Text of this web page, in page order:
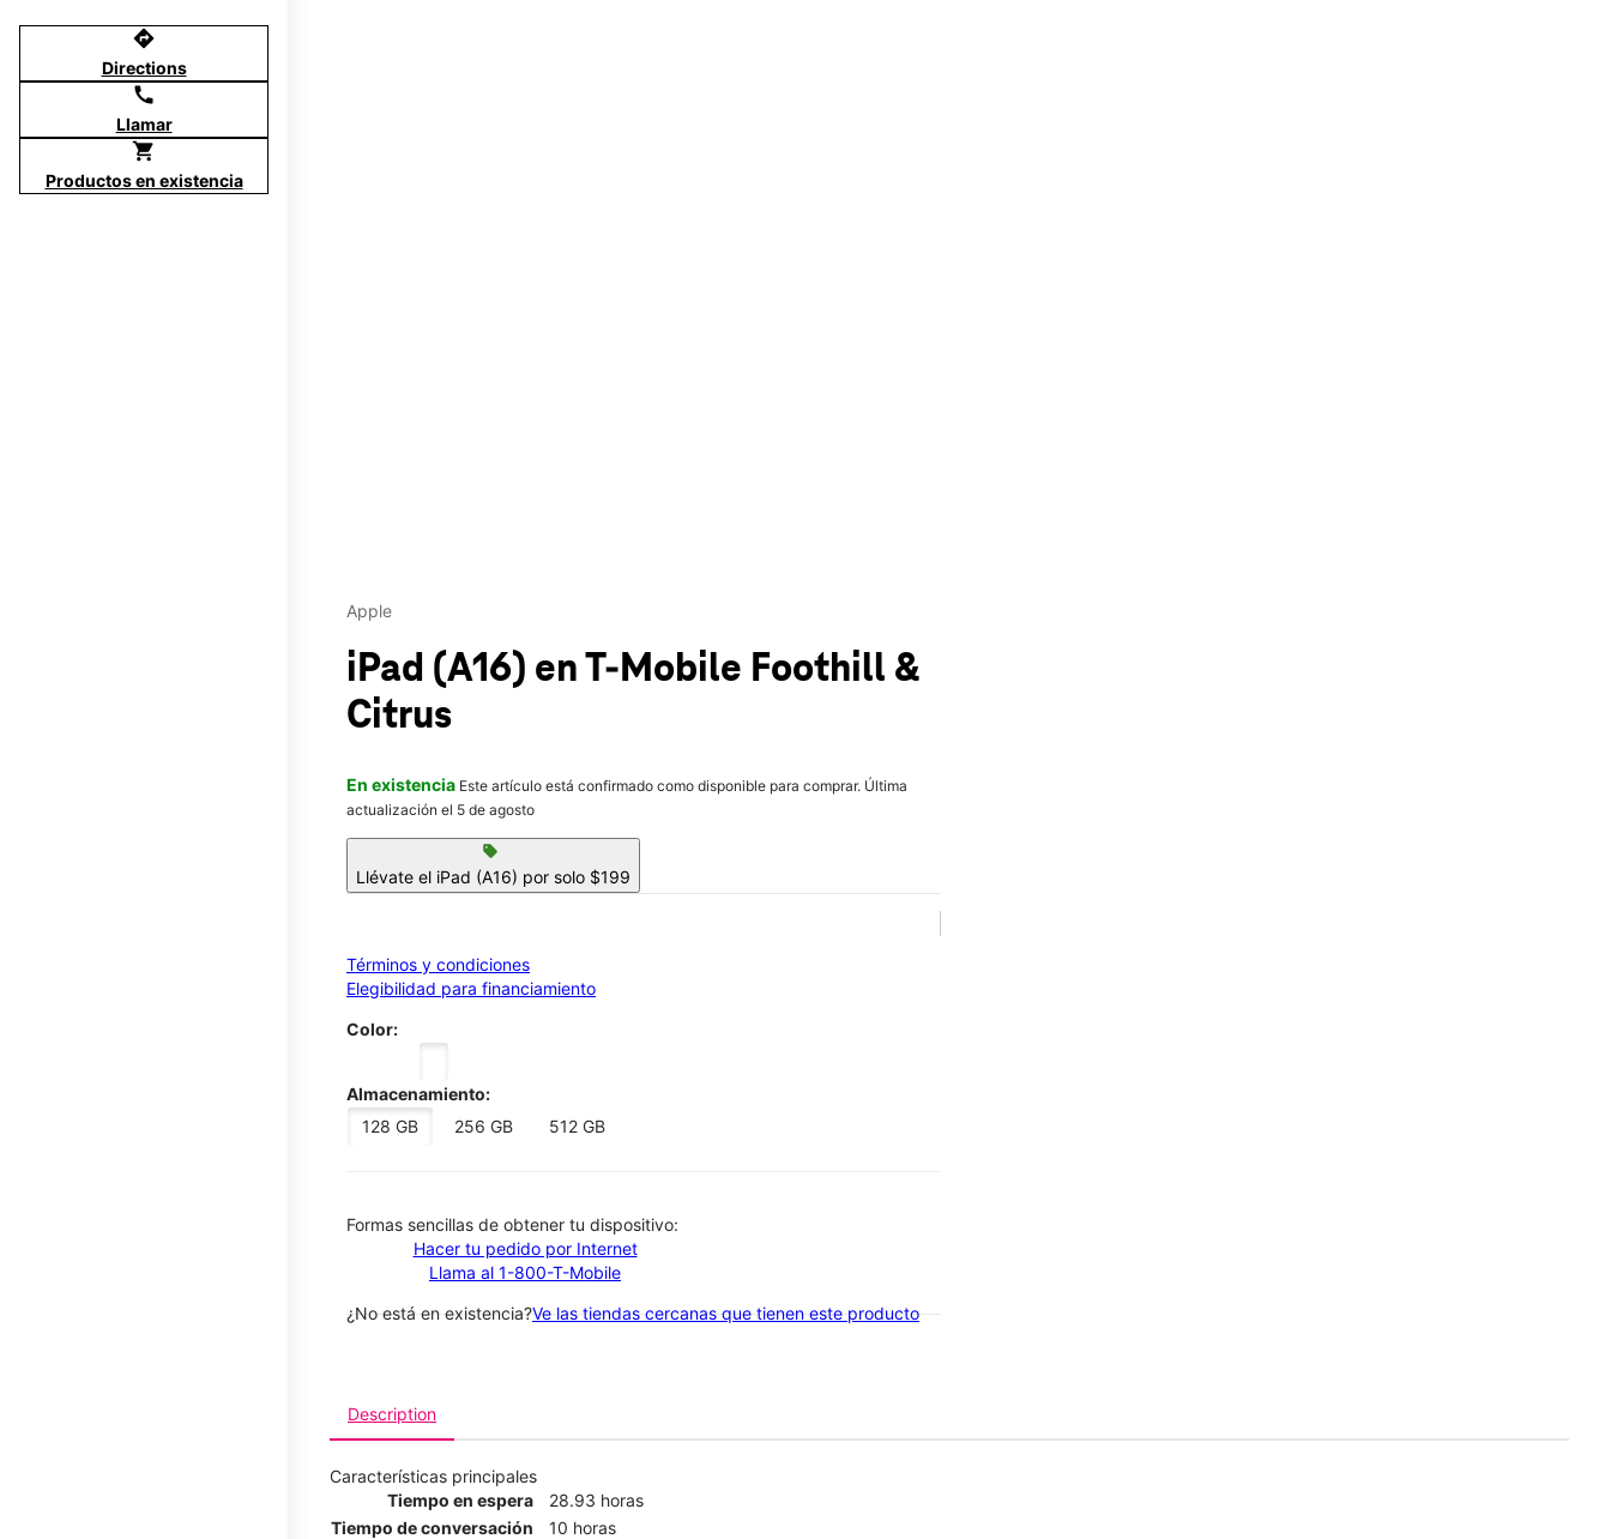
directions
Directions
call
Llamar
shopping_cart
Productos en existencia
Apple
iPad (A16) en T-Mobile Foothill &
Citrus
En existencia Este artículo está confirmado como disponible para comprar. Última
actualización el 5 de agosto
sell
Llévate el iPad (A16) por solo $199
Términos y condiciones
Elegibilidad para financiamiento
Color:
Almacenamiento:
128 GB
256 GB 512 GB
​​​​​​​Formas sencillas de obtener tu dispositivo:
Hacer tu pedido por Internet
Llama al 1-800-T-Mobile
¿No está en existencia?Ve las tiendas cercanas que tienen este producto
Description
Características principales
Tiempo en espera
28.93 horas
Tiempo de conversación
10 horas